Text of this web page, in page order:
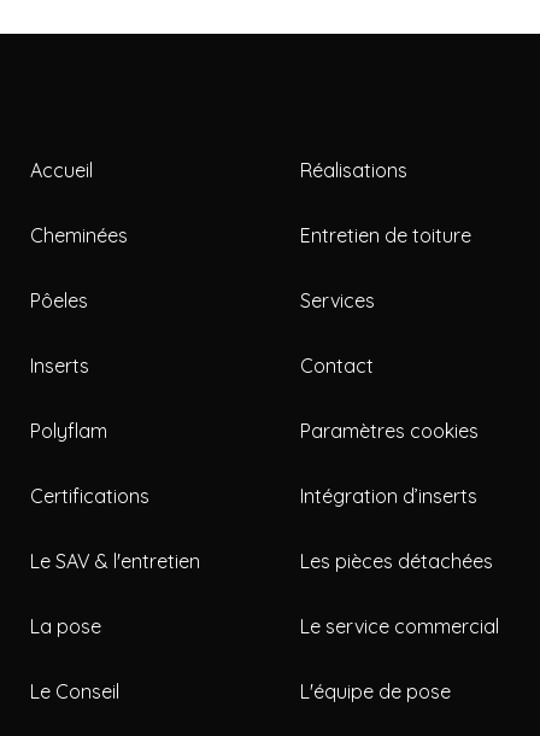
Accueil
Cheminées
Pôeles
Inserts
Polyflam
Réalisations
Entretien de toiture
Services
Contact
Paramètres cookies
Certifications
Le SAV & l'entretien
La pose
Le Conseil
Intégration d’inserts
Les pièces détachées
Le service commercial
L'équipe de pose